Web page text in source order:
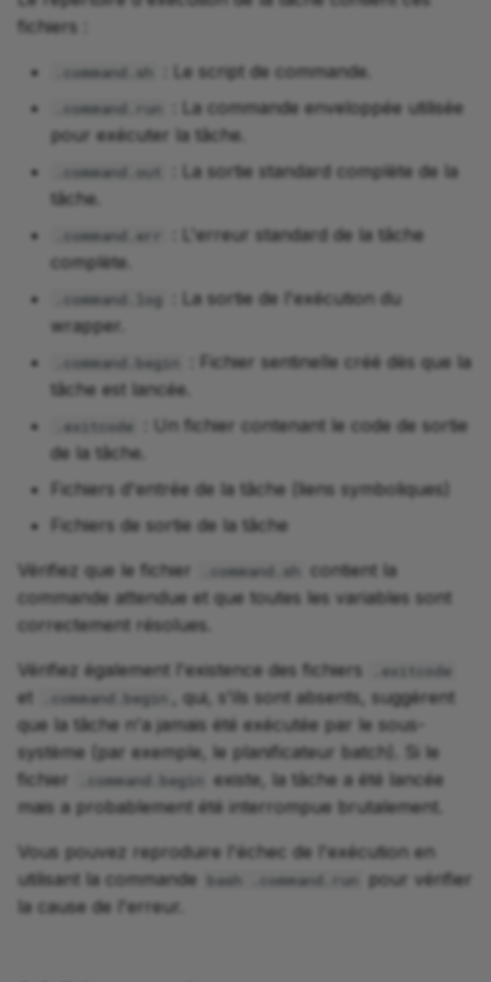
fichiers :
.command.sh : Le script de commande.
.command.run
: La commande enveloppée utilisée
pour exécuter la tâche.
.command.out
: La sortie standard complète de la
tâche.
.command.err
: L'erreur standard de la tâche
complète.
.command.log
: La sortie de l'exécution du
wrapper.
.command.begin
: Fichier sentinelle créé dès que la
tâche est lancée.
.exitcode
: Un fichier contenant le code de sortie
de la tâche.
Fichiers d'entrée de la tâche (liens symboliques)
Fichiers de sortie de la tâche
Vérifiez que le fichier .command.sh
contient la
commande attendue et que toutes les variables sont
correctement résolues.
Vérifiez également l'existence des fichiers .exitcode
et .command.begin
, qui, s'ils sont absents, suggèrent
que la tâche n'a jamais été exécutée par le sous-
système (par exemple, le planificateur batch). Si le
fichier
.command.begin
existe, la tâche a été lancée
mais a probablement été interrompue brutalement.
Vous pouvez reproduire l'échec de l'exécution en
utilisant la commande
bash .command.run
pour vérifier
la cause de l'erreur.